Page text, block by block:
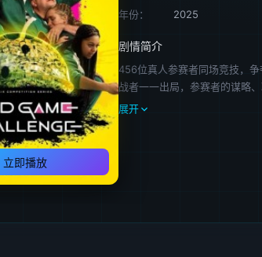
立即播放
年份：
2025
剧情简介
456位真人参赛者同场竞技，
战者一一出局，参赛者的谋略
展开